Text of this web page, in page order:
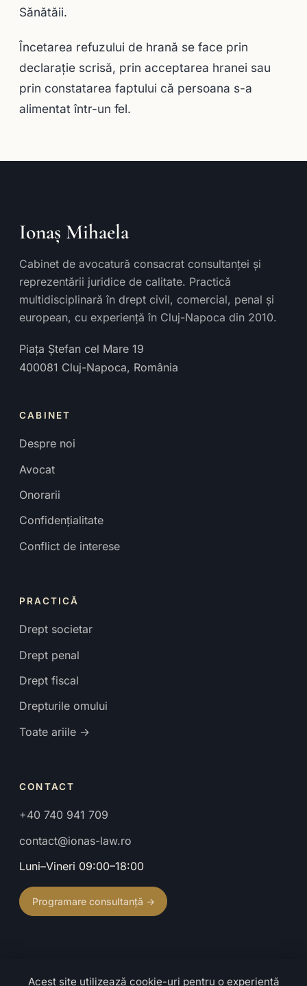
Sănătăii.
Încetarea refuzului de hrană se face prin
declarație scrisă, prin acceptarea hranei sau
prin constatarea faptului că persoana s-a
alimentat într-un fel.
Ionaș Mihaela
Cabinet de avocatură consacrat consultanței și
reprezentării juridice de calitate. Practică
multidisciplinară în drept civil, comercial, penal și
european, cu experiență în Cluj-Napoca din 2010.
Piața Ștefan cel Mare 19
400081 Cluj-Napoca, România
CABINET
Despre noi
Avocat
Onorarii
Confidențialitate
Conflict de interese
PRACTICĂ
Drept societar
Drept penal
Drept fiscal
Drepturile omului
Toate ariile →
CONTACT
+40 740 941 709
contact@ionas-law.ro
Luni–Vineri 09:00–18:00
Programare consultanță →
Acest site utilizează cookie-uri pentru o experiență